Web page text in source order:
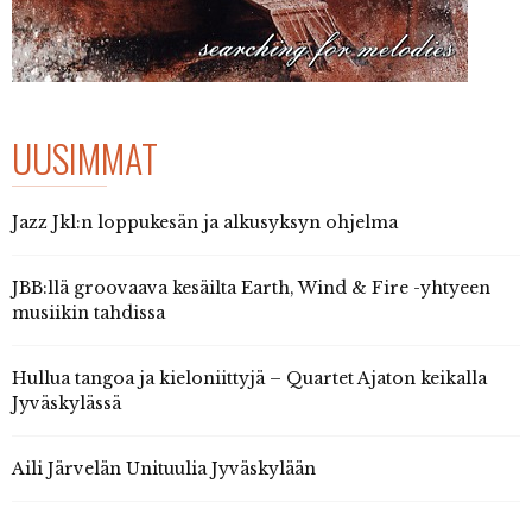
UUSIMMAT
Jazz Jkl:n loppukesän ja alkusyksyn ohjelma
JBB:llä groovaava kesäilta Earth, Wind & Fire -yhtyeen
musiikin tahdissa
Hullua tangoa ja kieloniittyjä – Quartet Ajaton keikalla
Jyväskylässä
Aili Järvelän Unituulia Jyväskylään